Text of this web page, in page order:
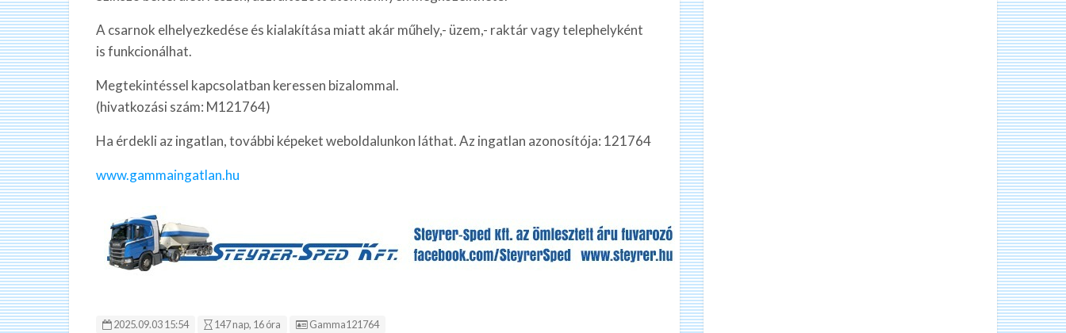
A csarnok elhelyezkedése és kialakítása miatt akár műhely,- üzem,- raktár vagy telephelyként
is funkcionálhat.
Megtekintéssel kapcsolatban keressen bizalommal.
(hivatkozási szám: M121764)
Ha érdekli az ingatlan, további képeket weboldalunkon láthat. Az ingatlan azonosítója: 121764
www.gammaingatlan.hu
2025.09.03 15:54 147 nap, 16 óra Hirdetés ID:
Gamma121764